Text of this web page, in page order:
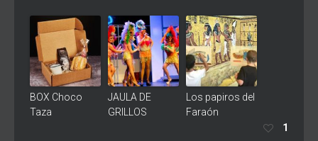
BOX Choco
Taza
JAULA DE
GRILLOS
Los papiros del
Faraón
1